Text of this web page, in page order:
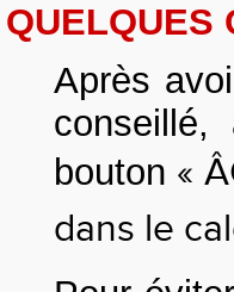
QUELQUES
Après
bouton «
dans le